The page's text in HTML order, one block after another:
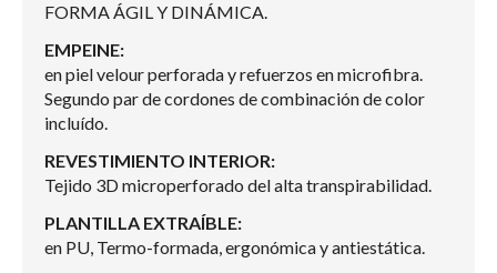
FORMA ÁGIL Y DINÁMICA.
EMPEINE:
en piel velour perforada y refuerzos en microfibra.
Segundo par de cordones de combinación de color
incluído.
REVESTIMIENTO INTERIOR:
Tejido 3D microperforado del alta transpirabilidad.
PLANTILLA EXTRAÍBLE:
en PU, Termo-formada, ergonómica y antiestática.